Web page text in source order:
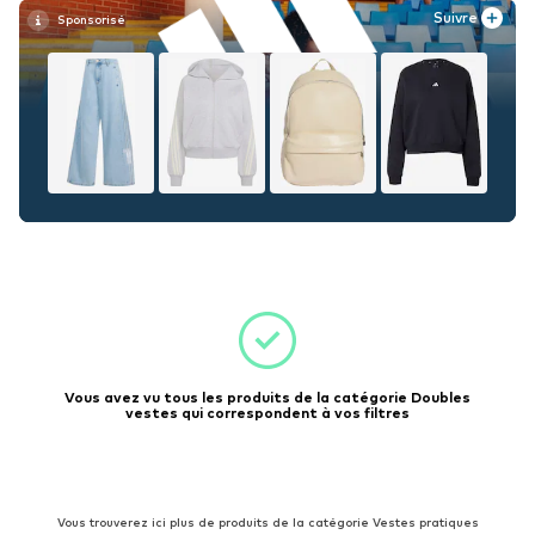
Suivre
Vous avez vu tous les produits de la catégorie Doubles
vestes qui correspondent à vos filtres
Vous trouverez ici plus de produits de la catégorie Vestes pratiques